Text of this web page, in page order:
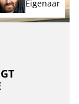
Eigenaar